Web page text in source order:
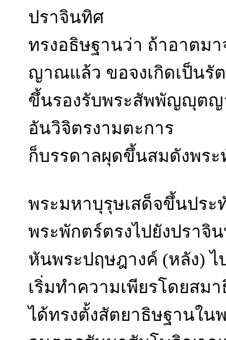
ปราจินทิศ
ทรงอธิษฐานว่า ถ้าอาตม
ญาณแล้ว ขอจงเกิดเป็นรั
ขึ้นรองรับพระสัพพัญญุต
อันวิจิตรงามตะการ
ก็บรรดาลผุดขึ้นสมดังพระ
พระมหาบุรุษเสด็จขึ้นปร
พระพักตร์ตรงไปยังปราจิ
หันพระปฤษฎางค์ (หลัง)
เริ่มทำความเพียรโดยสม
ได้ทรงตั้งสัตยาธิษฐานใน